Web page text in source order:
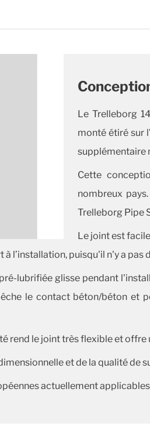
Le Trelleborg
monté étiré sur
supplémentaire
Cette
nombreux
Trelleborg Pipe
Le joint est
l’installation, puisqu'il n'y a
lubrifiée glisse pendant
le contact béton/béton
rend le joint très flexible et
et de la qualité de
actuellement